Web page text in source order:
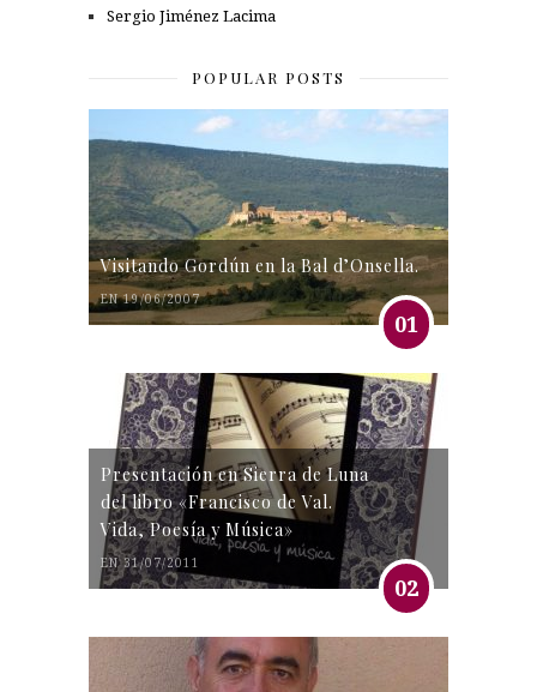
Sergio Jiménez Lacima
POPULAR POSTS
Visitando Gordún en la Bal d’Onsella.
EN 19/06/2007
01
Presentación en Sierra de Luna
del libro «Francisco de Val.
Vida, Poesía y Música»
EN 31/07/2011
02